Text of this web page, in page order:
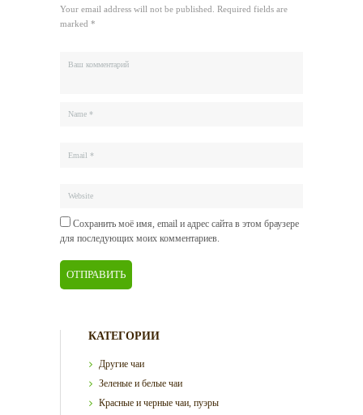
Your email address will not be published. Required fields are
marked *
Сохранить моё имя, email и адрес сайта в этом браузере
для последующих моих комментариев.
КАТЕГОРИИ
Другие чаи
Зеленые и белые чаи
Красные и черные чаи, пуэры